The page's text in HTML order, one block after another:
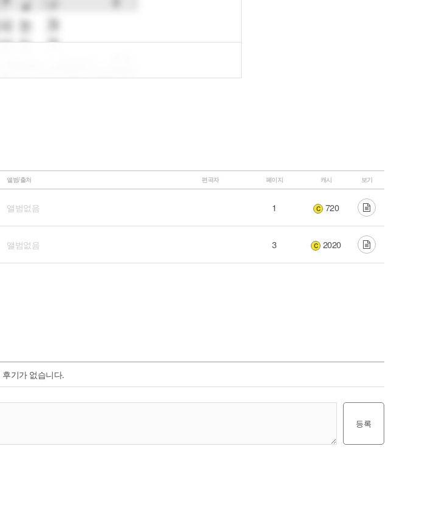
앨범/출처 편곡자 페이지 캐시 보기
앨범없음 1 C 720
앨범없음 3 C 2020
후기가 없습니다.